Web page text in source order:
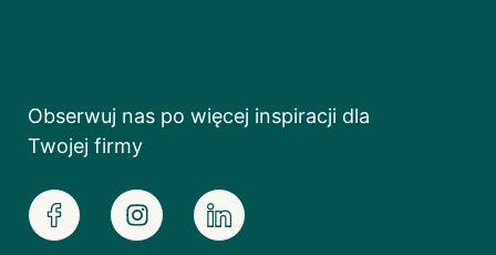
Obserwuj nas po więcej inspiracji dla
Twojej firmy